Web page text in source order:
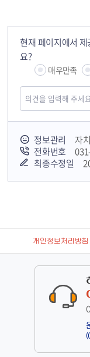
현재 페이지에서
요?
매우만족
정보관리
자
전화번호
최종수정일
개인정보처리방침